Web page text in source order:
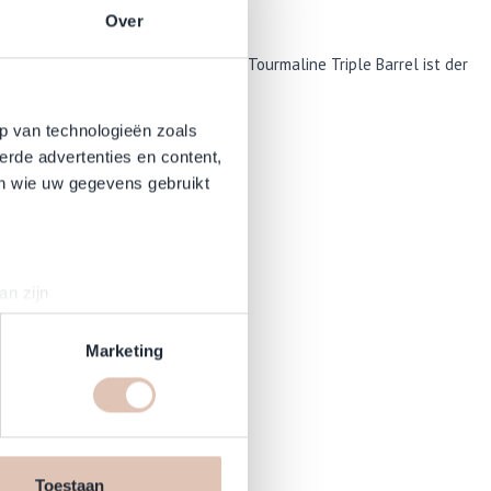
Over
van technologieën zoals
advertenties en content,
wie uw gegevens gebruikt
zijn
detailgedeeltein. U kunt uw
internetgedrag binnen,
website, onze
Marketing
Toestaan
Der BaByliss PRO Titanium Tourmaline Triple Barrel ist der